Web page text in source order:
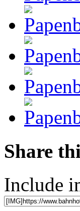
Share
Include